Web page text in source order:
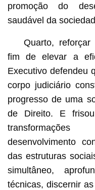
promoção do
saudável da
Quarto,
fim de elevar a
Executivo defendeu
corpo judiciário
progresso de uma
de Direito. E
desenvolvimento
das estruturas
simultâneo,
técnicas, discernir